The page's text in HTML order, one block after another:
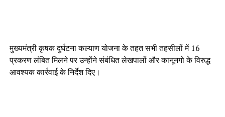
मुख्यमंत्री कृषक दुर्घटना कल्याण योजना के तहत सभी तहसीलों में 16
प्रकरण लंबित मिलने पर उन्होंने संबंधित लेखपालों और कानूनगो के विरुद्ध
आवश्यक कार्रवाई के निर्देश दिए।